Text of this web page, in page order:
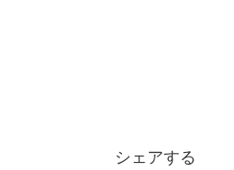
シェアする